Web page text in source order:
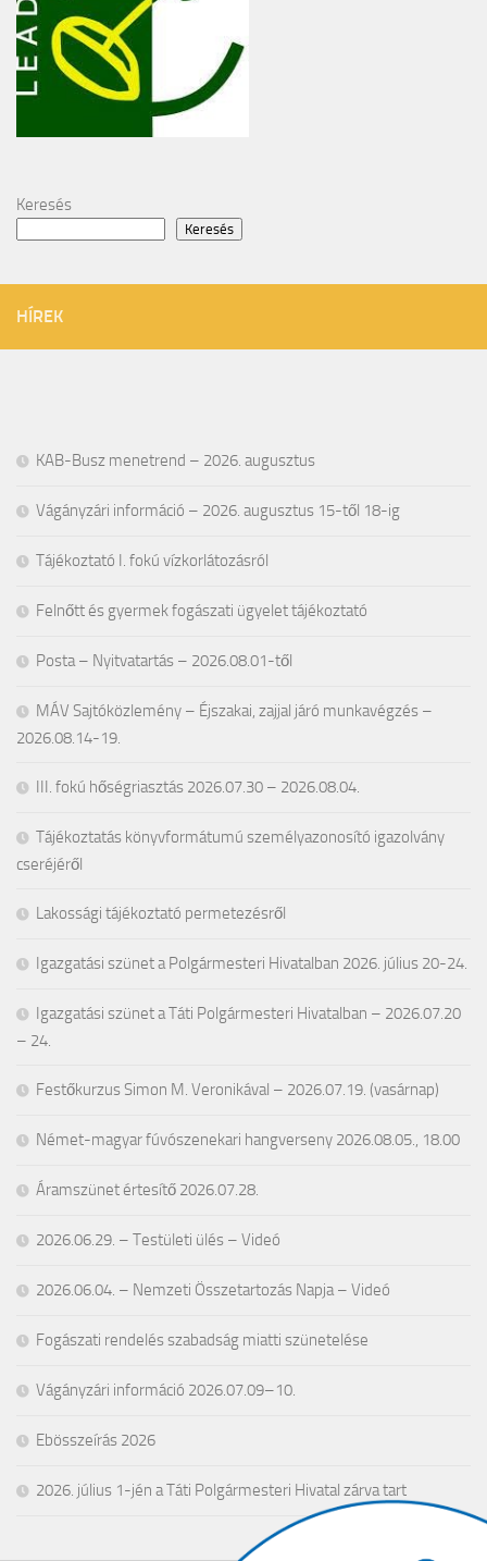
Keresés
Keresés
HÍREK
KAB-Busz menetrend – 2026. augusztus
Vágányzári információ – 2026. augusztus 15-től 18-ig
Tájékoztató I. fokú vízkorlátozásról
Felnőtt és gyermek fogászati ügyelet tájékoztató
Posta – Nyitvatartás – 2026.08.01-től
MÁV Sajtóközlemény – Éjszakai, zajjal járó munkavégzés –
2026.08.14-19.
III. fokú hőségriasztás 2026.07.30 – 2026.08.04.
Tájékoztatás könyvformátumú személyazonosító igazolvány
cseréjéről
Lakossági tájékoztató permetezésről
Igazgatási szünet a Polgármesteri Hivatalban 2026. július 20-24.
Igazgatási szünet a Táti Polgármesteri Hivatalban – 2026.07.20
– 24.
Festőkurzus Simon M. Veronikával – 2026.07.19. (vasárnap)
Német-magyar fúvószenekari hangverseny 2026.08.05., 18.00
Áramszünet értesítő 2026.07.28.
2026.06.29. – Testületi ülés – Videó
2026.06.04. – Nemzeti Összetartozás Napja – Videó
Fogászati rendelés szabadság miatti szünetelése
Vágányzári információ 2026.07.09–10.
Ebösszeírás 2026
2026. július 1-jén a Táti Polgármesteri Hivatal zárva tart